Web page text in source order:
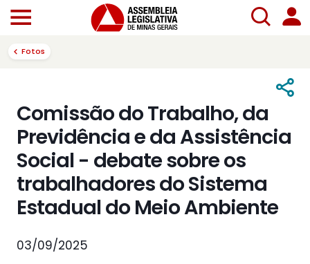
Fotos
Comissão do Trabalho, da
Previdência e da Assistência
Social - debate sobre os
trabalhadores do Sistema
Estadual do Meio Ambiente
03/09/2025